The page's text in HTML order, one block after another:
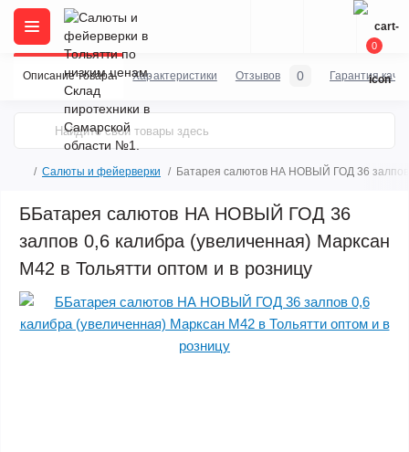
0
Салюты и фейерверки Батарея салютов НА НОВЫЙ ГОД 36
ББатарея салютов НА НОВЫЙ ГОД 36
залпов 0,6 калибра (увеличенная) Марксан
М42 в Тольятти оптом и в розницу
Описание товара Характеристики Отзывов 0 Гарантия